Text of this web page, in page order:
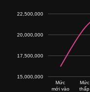
Mức
mới vào
Mức
thấp
15,000,000
17,500,000
20,000,000
22,500,000